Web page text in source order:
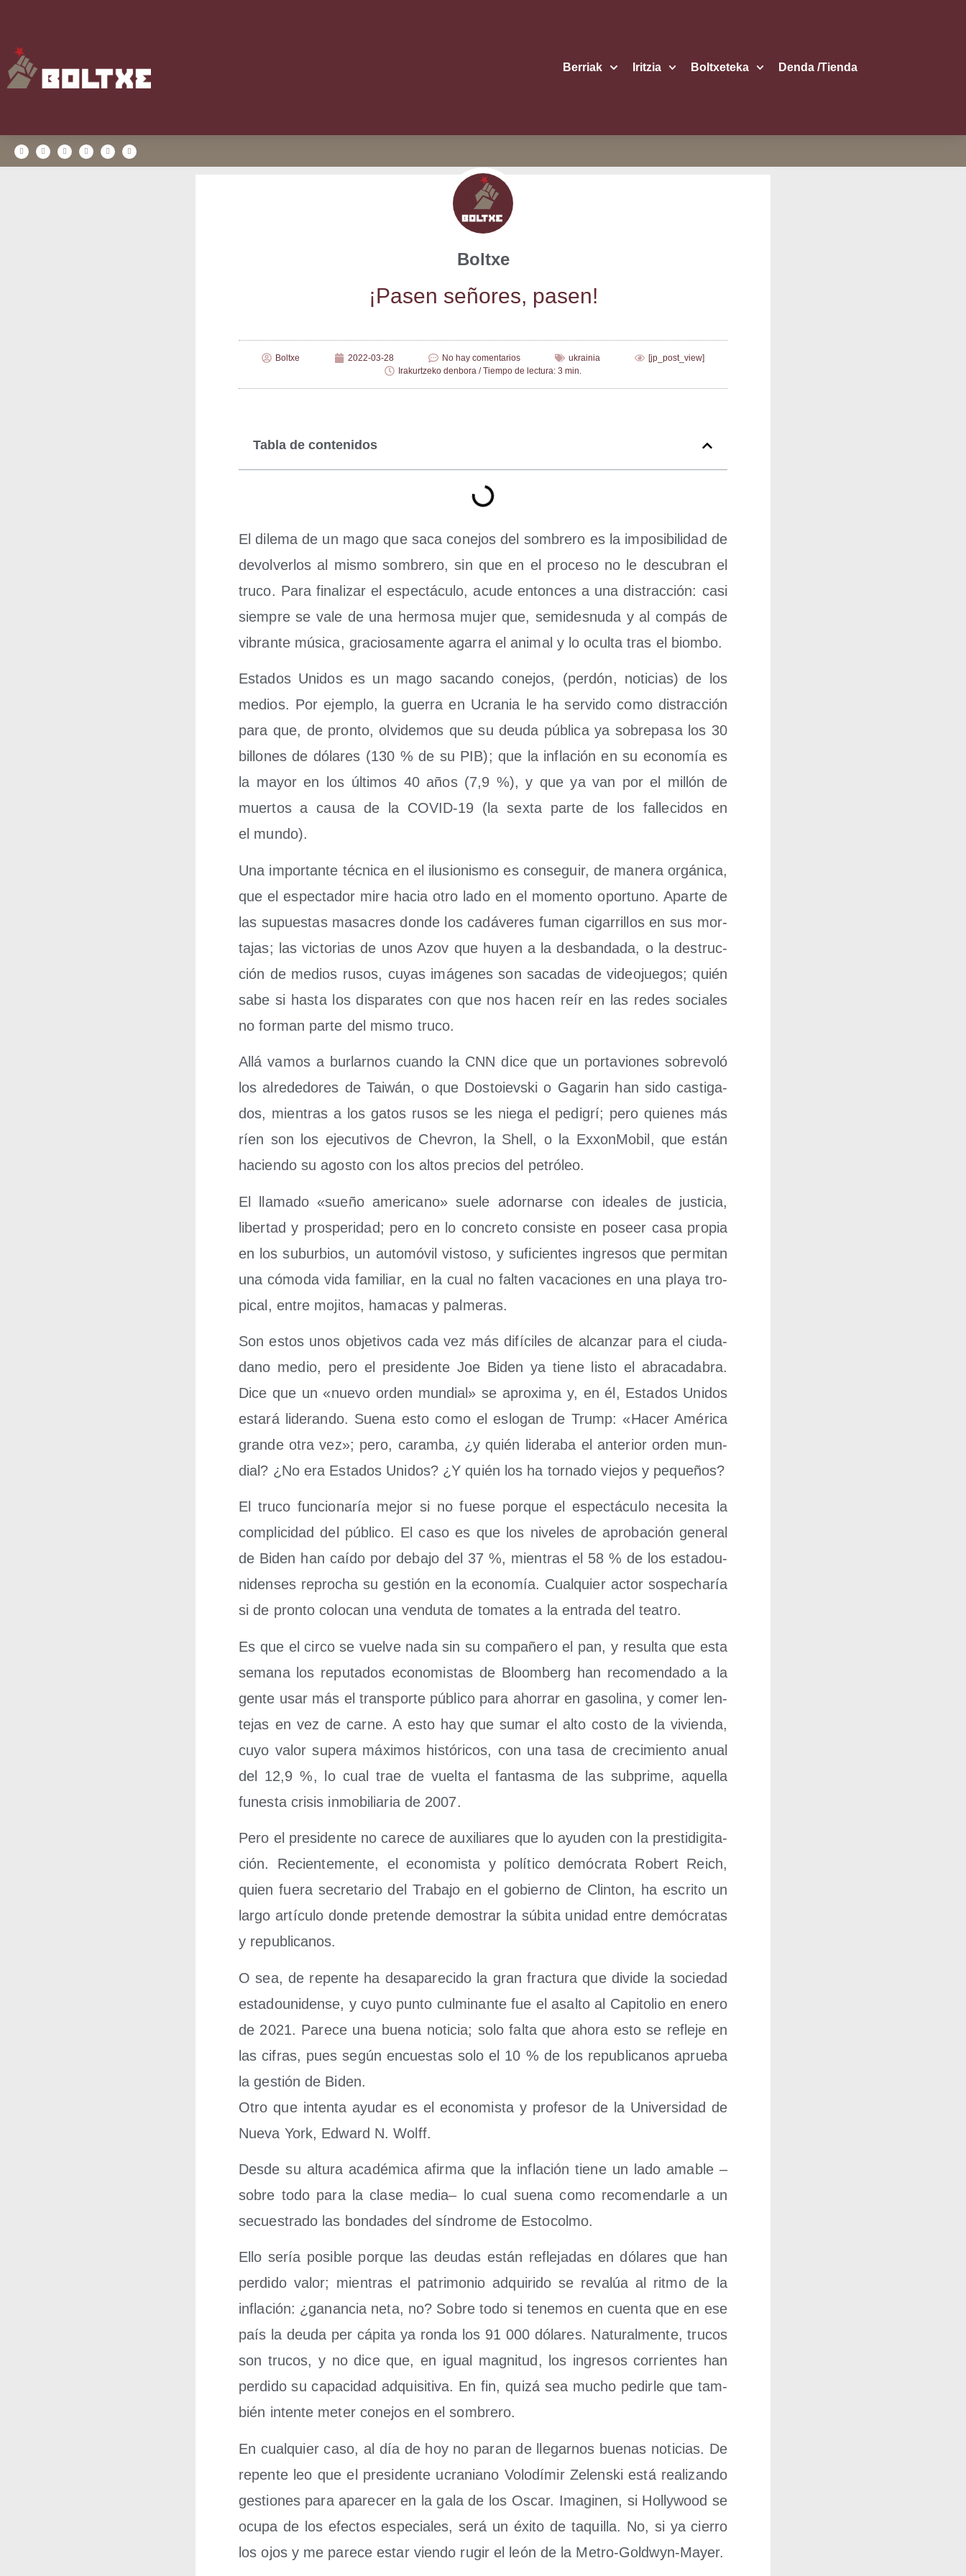
Berriak Iritzia Boltxe­te­ka Den­da /​Tien­da
Boltxe
¡Pasen seño­res, pasen!
Boltxe 2022-03-28 No hay comentarios ukrainia
[jp_post_view]
Irakurtzeko denbora / Tiempo de lectura: 3 min.
Tabla de contenidos
El dile­ma de un mago que saca cone­jos del som­bre­ro es la impo­si­bi­li­dad de
devol­ver­los al mis­mo som­bre­ro, sin que en el pro­ce­so no le des­cu­bran el
tru­co. Para fina­li­zar el espec­tácu­lo, acu­de enton­ces a una dis­trac­ción: casi
siem­pre se vale de una her­mo­sa mujer que, semi­des­nu­da y al com­pás de
vibran­te músi­ca, gra­cio­sa­men­te aga­rra el ani­mal y lo ocul­ta tras el biombo.
Esta­dos Uni­dos es un mago sacan­do cone­jos, (per­dón, noti­cias) de los
medios. Por ejem­plo, la gue­rra en Ucra­nia le ha ser­vi­do como dis­trac­ción
para que, de pron­to, olvi­de­mos que su deu­da públi­ca ya sobre­pa­sa los 30
billo­nes de dóla­res (130 % de su PIB); que la infla­ción en su eco­no­mía es
la mayor en los últi­mos 40 años (7,9 %), y que ya van por el millón de
muer­tos a cau­sa de la COVID-19 (la sex­ta par­te de los falle­ci­dos en
el mundo).
Una impor­tan­te téc­ni­ca en el ilu­sio­nis­mo es con­se­guir, de mane­ra orgá­ni­ca,
que el espec­ta­dor mire hacia otro lado en el momen­to opor­tuno. Apar­te de
las supues­tas masa­cres don­de los cadá­ve­res fuman ciga­rri­llos en sus mor­
ta­jas; las vic­to­rias de unos Azov que huyen a la des­ban­da­da, o la des­truc­
ción de medios rusos, cuyas imá­ge­nes son saca­das de video­jue­gos; quién
sabe si has­ta los dis­pa­ra­tes con que nos hacen reír en las redes socia­les
no for­man par­te del mis­mo truco.
Allá vamos a bur­lar­nos cuan­do la CNN dice que un por­ta­vio­nes sobre­vo­ló
los alre­de­do­res de Tai­wán, o que Dos­toievs­ki o Gaga­rin han sido cas­ti­ga­
dos, mien­tras a los gatos rusos se les nie­ga el pedi­grí; pero quie­nes más
ríen son los eje­cu­ti­vos de Che­vron, la Shell, o la Exxon­Mo­bil, que están
hacien­do su agos­to con los altos pre­cios del petróleo.
El lla­ma­do «sue­ño ame­ri­cano» sue­le ador­nar­se con idea­les de jus­ti­cia,
liber­tad y pros­pe­ri­dad; pero en lo con­cre­to con­sis­te en poseer casa pro­pia
en los subur­bios, un auto­mó­vil vis­to­so, y sufi­cien­tes ingre­sos que per­mi­tan
una cómo­da vida fami­liar, en la cual no fal­ten vaca­cio­nes en una pla­ya tro­
pi­cal, entre moji­tos, hama­cas y palmeras.
Son estos unos obje­ti­vos cada vez más difí­ci­les de alcan­zar para el ciu­da­
dano medio, pero el pre­si­den­te Joe Biden ya tie­ne lis­to el abra­ca­da­bra.
Dice que un «nue­vo orden mun­dial» se apro­xi­ma y, en él, Esta­dos Uni­dos
esta­rá lide­ran­do. Sue­na esto como el eslo­gan de Trump: «Hacer Amé­ri­ca
gran­de otra vez»; pero, caram­ba, ¿y quién lide­ra­ba el ante­rior orden mun­
dial? ¿No era Esta­dos Uni­dos? ¿Y quién los ha tor­na­do vie­jos y pequeños?
El tru­co fun­cio­na­ría mejor si no fue­se por­que el espec­tácu­lo nece­si­ta la
com­pli­ci­dad del públi­co. El caso es que los nive­les de apro­ba­ción gene­ral
de Biden han caí­do por deba­jo del 37 %, mien­tras el 58 % de los esta­dou­
ni­den­ses repro­cha su ges­tión en la eco­no­mía. Cual­quier actor sos­pe­cha­ría
si de pron­to colo­can una ven­du­ta de toma­tes a la entra­da del teatro.
Es que el cir­co se vuel­ve nada sin su com­pa­ñe­ro el pan, y resul­ta que esta
sema­na los repu­tados eco­no­mis­tas de Bloom­berg han reco­men­da­do a la
gen­te usar más el trans­por­te públi­co para aho­rrar en gaso­li­na, y comer len­
te­jas en vez de car­ne. A esto hay que sumar el alto cos­to de la vivien­da,
cuyo valor supera máxi­mos his­tó­ri­cos, con una tasa de cre­ci­mien­to anual
del 12,9 %, lo cual trae de vuel­ta el fan­tas­ma de las sub­pri­me, aque­lla
funes­ta cri­sis inmo­bi­lia­ria de 2007.
Pero el pre­si­den­te no care­ce de auxi­lia­res que lo ayu­den con la pres­ti­di­gi­ta­
ción. Recien­te­men­te, el eco­no­mis­ta y polí­ti­co demó­cra­ta Robert Reich,
quien fue­ra secre­ta­rio del Tra­ba­jo en el gobierno de Clin­ton, ha escri­to un
lar­go artícu­lo don­de pre­ten­de demos­trar la súbi­ta uni­dad entre demó­cra­tas
y republicanos.
O sea, de repen­te ha des­apa­re­ci­do la gran frac­tu­ra que divi­de la socie­dad
esta­dou­ni­den­se, y cuyo pun­to cul­mi­nan­te fue el asal­to al Capi­to­lio en enero
de 2021. Pare­ce una bue­na noti­cia; solo fal­ta que aho­ra esto se refle­je en
las cifras, pues según encues­tas solo el 10 % de los repu­bli­ca­nos aprue­ba
la ges­tión de Biden.
Otro que inten­ta ayu­dar es el eco­no­mis­ta y pro­fe­sor de la Uni­ver­si­dad de
Nue­va York, Edward N. Wolff.
Des­de su altu­ra aca­dé­mi­ca afir­ma que la infla­ción tie­ne un lado ama­ble –
sobre todo para la cla­se media– lo cual sue­na como reco­men­dar­le a un
secues­tra­do las bon­da­des del sín­dro­me de Estocolmo.
Ello sería posi­ble por­que las deu­das están refle­ja­das en dóla­res que han
per­di­do valor; mien­tras el patri­mo­nio adqui­ri­do se reva­lúa al rit­mo de la
infla­ción: ¿ganan­cia neta, no? Sobre todo si tene­mos en cuen­ta que en ese
país la deu­da per cápi­ta ya ron­da los 91 000 dóla­res. Natu­ral­men­te, tru­cos
son tru­cos, y no dice que, en igual mag­ni­tud, los ingre­sos corrien­tes han
per­di­do su capa­ci­dad adqui­si­ti­va. En fin, qui­zá sea mucho pedir­le que tam­
bién inten­te meter cone­jos en el sombrero.
En cual­quier caso, al día de hoy no paran de lle­gar­nos bue­nas noti­cias. De
repen­te leo que el pre­si­den­te ucra­niano Volo­dí­mir Zelens­ki está rea­li­zan­do
ges­tio­nes para apa­re­cer en la gala de los Oscar. Ima­gi­nen, si Holly­wood se
ocu­pa de los efec­tos espe­cia­les, será un éxi­to de taqui­lla. No, si ya cie­rro
los ojos y me pare­ce estar vien­do rugir el león de la Metro-Goldwyn-Mayer.